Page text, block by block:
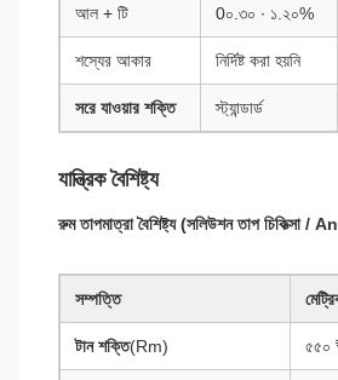
আল + টি 0০.৩০ ∙ ১.২০%
শস্যের আকার নির্দিষ্ট করা হয়নি
সরে যাওয়ার শক্তি স্ট্যান্ডার্ড
যান্ত্রিক বৈশিষ্ট্য
রুম তাপমাত্রা বৈশিষ্ট্য (সলিউশন তাপ চিকিত্সা
সম্পত্তি
টান শক্তি(Rm) ৫৫০